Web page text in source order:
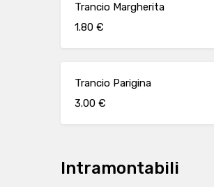
Trancio Margherita
1.80 €
Trancio Parigina
3.00 €
Intramontabili